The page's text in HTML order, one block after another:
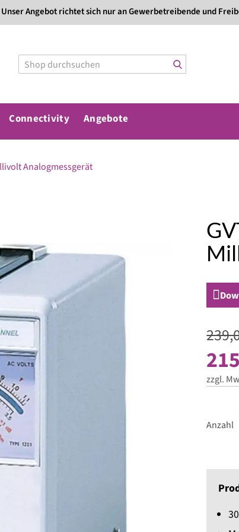
Direkt
zum
Unser Angebot richtet sich nur an Gewerbetreibende und
Connectivity Angebote
Analogmessgerät
zzgl.
Anzahl